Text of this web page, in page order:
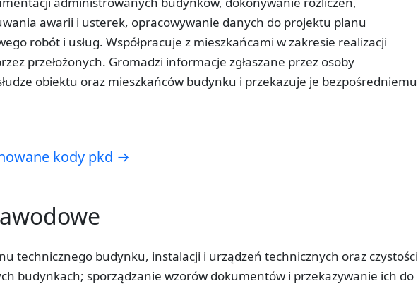
awarii i usterek, opracowywanie danych do projektu planu
robót i usług. Współpracuje z mieszkańcami w zakresie realizacji
przełożonych. Gromadzi informacje zgłaszane przez osoby
obiektu oraz mieszkańców budynku i przekazuje je bezpośredniemu
kody pkd →
technicznego budynku, instalacji i urządzeń technicznych oraz czystości
budynkach; sporządzanie wzorów dokumentów i przekazywanie ich do